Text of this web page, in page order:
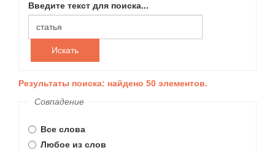
Введите текст для поиска...
Искать
Результаты поиска: найдено 50 элементов.
Совпадение
Все слова
Любое из слов